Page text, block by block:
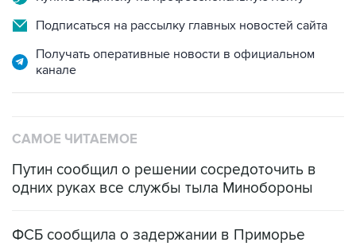
Подписаться на рассылку главных новостей сайта
Получать оперативные новости в официальном
канале
САМОЕ ЧИТАЕМОЕ
Путин сообщил о решении сосредоточить в
одних руках все службы тыла Минобороны
ФСБ сообщила о задержании в Приморье